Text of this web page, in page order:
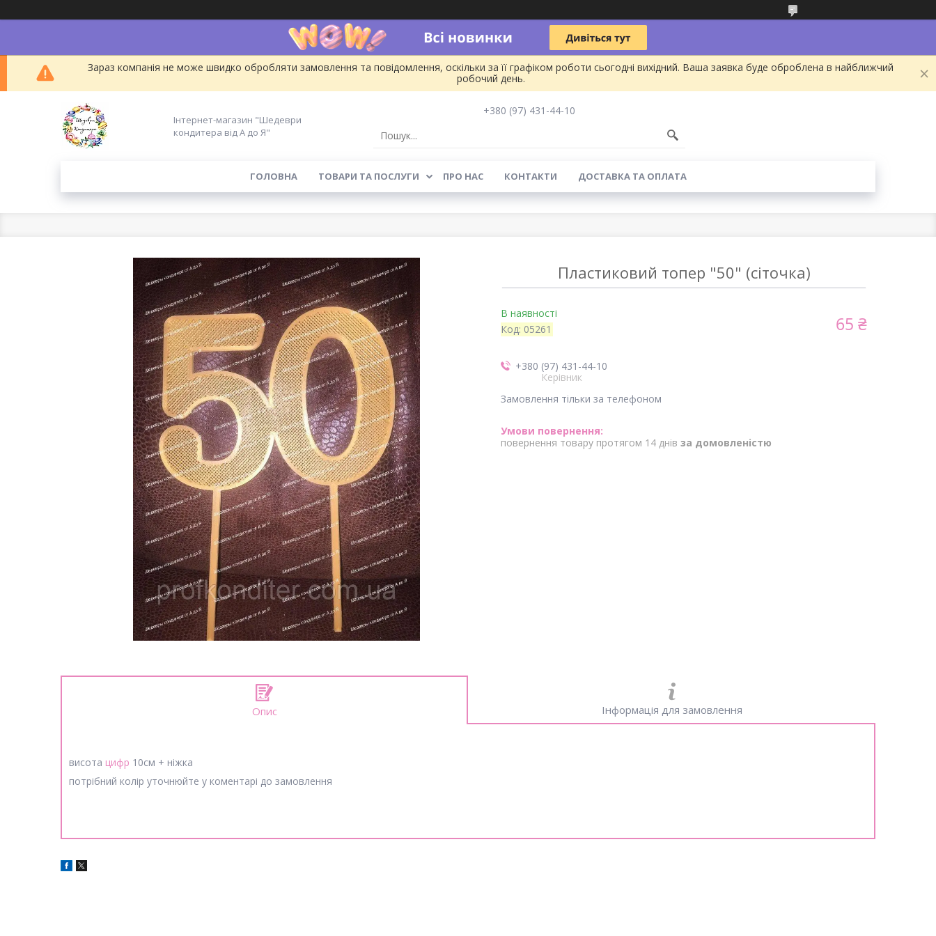
Зараз компанія не може швидко обробляти замовлення та повідомлення, оскільки за її графіком роботи сьогодні вихідний. Ваша заявка буде оброблена в найближчий
робочий день.
Інтернет-магазин "Шедеври
кондитера від А до Я"
+380 (97) 431-44-10
ГОЛОВНА ТОВАРИ ТА ПОСЛУГИ ПРО НАС КОНТАКТИ ДОСТАВКА ТА ОПЛАТА
Пластиковий топер "50" (сіточка)
В наявності
Код: 05261 65 ₴
+380 (97) 431-44-10
Керівник
Замовлення тільки за телефоном
повернення товару протягом 14 днів за домовленістю
Опис Інформація для замовлення
висота цифр 10см + ніжка
потрібний колір уточнюйте у коментарі до замовлення